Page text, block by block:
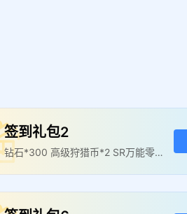
签到礼包2
钻石*300 高级狩猎币*2 SR万能零件
*3